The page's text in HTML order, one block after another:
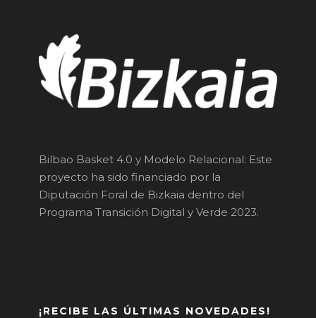
Bilbao Basket 4.0 y Modelo Relacional: Este
proyecto ha sido financiado por la
Diputación Foral de Bizkaia dentro del
Programa Transición Digital y Verde 2023.
¡RECIBE LAS ÚLTIMAS NOVEDADES!